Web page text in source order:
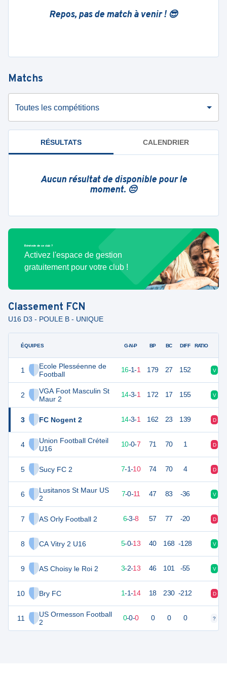
Repos, pas de match à venir ! 😎
Matchs
Toutes les compétitions
RÉSULTATS CALENDRIER
Aucun résultat de disponible pour le
moment. 😔
Bénévole de ce club ?
Activez l'espace de gestion
gratuitement pour votre club !
Classement FCN
U16 D3 - POULE B - UNIQUE
ÉQUIPES
1
Ecole Plesséenne de
Football
2
VGA Foot Masculin St
Maur 2
3 FC Nogent 2
4
Union Football Créteil
U16
5 Sucy FC 2
6
Lusitanos St Maur US
2
7 AS Orly Football 2
8 CA Vitry 2 U16
9 AS Choisy le Roi 2
10 Bry FC
11
US Ormesson Football
2
G-N-P BP BC DIFF RATIO
49 18 16-1-1 179 27 152 V
45 18 14-3-1 172 17 155 V
14-3-1 162 23 139 D
28 18 10-0-7 71 70 1 D
7-1-10 74 70 4 D
21 18 7-0-11 47 83 -36 V
20 6-3-8 57 77 -20 D
5-0-13 40 168 -128 V
8 3-2-13 46 101 -55 V
1-1-14 18 230 -212 D
0 0 0-0-0 0 0 0 ?